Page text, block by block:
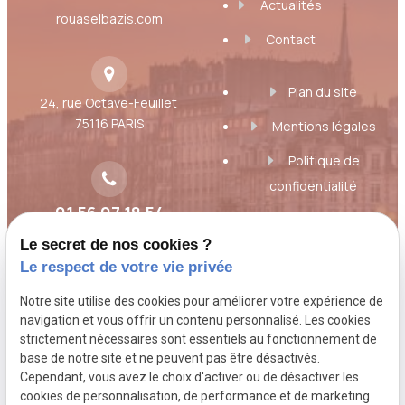
rouaselbazis.com
24, rue Octave-Feuillet
75116 PARIS
01 56 07 18 54
Actualités
Contact
Plan du site
Mentions légales
Politique de
confidentialité
Gestion des cookies
A propos
Toujours à l'écoute des besoins et des
inquiétudes du client, Maître Florence Rouas,
avocat au Barreau de Paris, étudie votre
dossier, vous donne son point de vue de
Le secret de nos cookies ?
Le respect de votre vie privée
Notre site utilise des cookies pour améliorer votre expérience de
navigation et vous offrir un contenu personnalisé. Les cookies
strictement nécessaires sont essentiels au fonctionnement de
base de notre site et ne peuvent pas être désactivés.
Cependant, vous avez le choix d'activer ou de désactiver les
cookies de personnalisation, de performance et de marketing